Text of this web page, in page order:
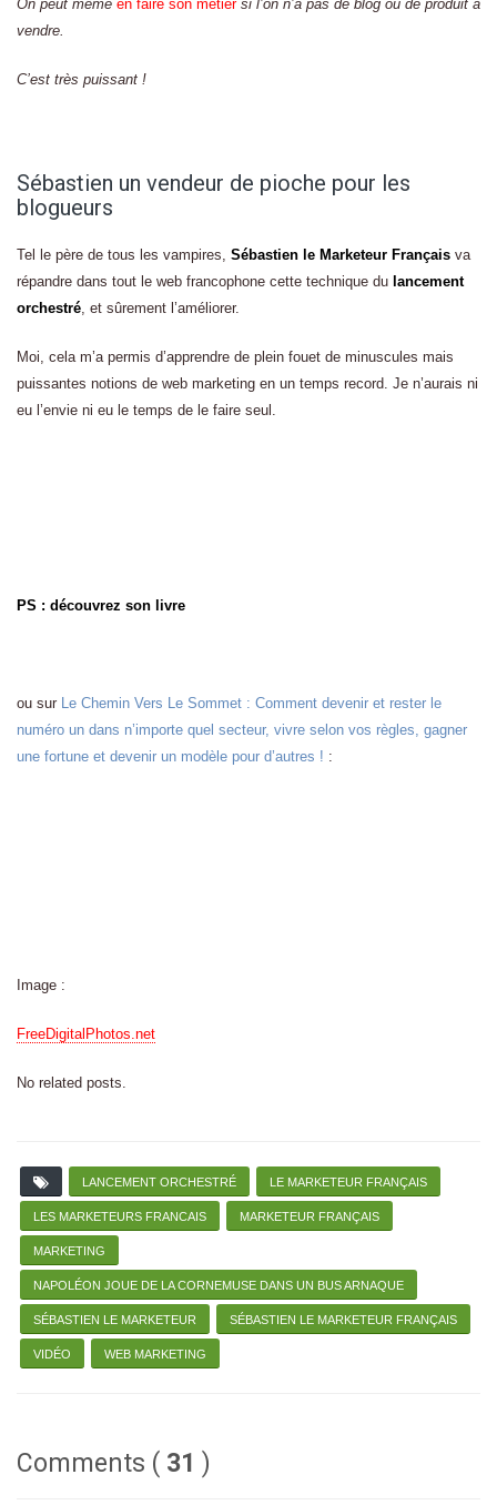
On peut même en faire son métiersi l’on n’a pas de blog ou de produit à
vendre.
C’est très puissant !
Sébastien un vendeur de pioche pour les
blogueurs
Tel le père de tous les vampires, Sébastien le Marketeur Français va
répandre dans tout le web francophone cette technique du lancement
orchestré, et sûrement l’améliorer.
Moi, cela m’a permis d’apprendre de plein fouet de minuscules mais
puissantes notions de web marketing en un temps record. Je n’aurais ni
eu l’envie ni eu le temps de le faire seul.
PS : découvrez son livre
ou sur Le Chemin Vers Le Sommet : Comment devenir et rester le
numéro un dans n’importe quel secteur, vivre selon vos règles, gagner
une fortune et devenir un modèle pour d’autres ! :
Image :
FreeDigitalPhotos.net
No related posts.
LANCEMENT ORCHESTRÉ LE MARKETEUR FRANÇAIS
LES MARKETEURS FRANCAIS MARKETEUR FRANÇAIS
MARKETING
NAPOLÉON JOUE DE LA CORNEMUSE DANS UN BUS ARNAQUE
SÉBASTIEN LE MARKETEUR SÉBASTIEN LE MARKETEUR FRANÇAIS
VIDÉO WEB MARKETING
Comments ( 31 )